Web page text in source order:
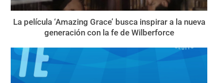
La película ‘Amazing Grace’ busca inspirar a la nueva
generación con la fe de Wilberforce